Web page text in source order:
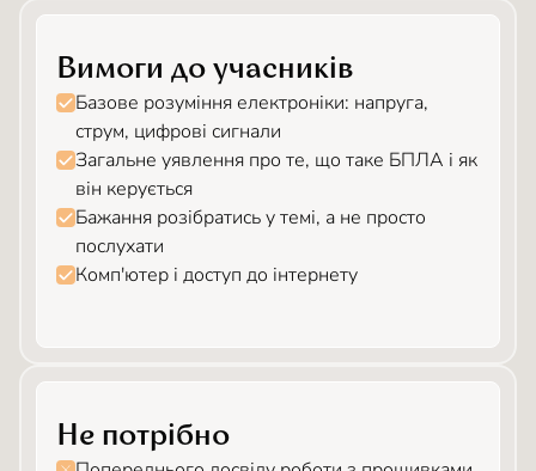
Вимоги до учасників
Базове розуміння електроніки: напруга,
струм, цифрові сигнали
Загальне уявлення про те, що таке БПЛА і як
він керується
Бажання розібратись у темі, а не просто
послухати
Комп'ютер і доступ до інтернету
Не потрібно